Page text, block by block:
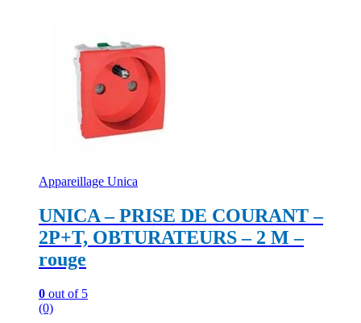
Appareillage Unica
UNICA – PRISE DE COURANT –
2P+T, OBTURATEURS – 2 M –
rouge
0 out of 5
(0)